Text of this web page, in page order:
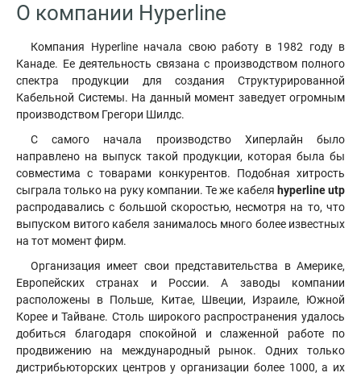
О компании Hyperline
Компания Hyperline начала свою работу в 1982 году в
Канаде. Ее деятельность связана с производством полного
спектра продукции для создания Структурированной
Кабельной Системы. На данный момент заведует огромным
производством Грегори Шилдс.
С самого начала производство Хиперлайн было
направлено на выпуск такой продукции, которая была бы
совместима с товарами конкурентов. Подобная хитрость
сыграла только на руку компании. Те же кабеля hyperline utp
распродавались с большой скоростью, несмотря на то, что
выпуском витого кабеля занималось много более известных
на тот момент фирм.
Организация имеет свои представительства в Америке,
Европейских странах и России. А заводы компании
расположены в Польше, Китае, Швеции, Израиле, Южной
Корее и Тайване. Столь широкого распространения удалось
добиться благодаря спокойной и слаженной работе по
продвижению на международный рынок. Одних только
дистрибьюторских центров у организации более 1000, а их